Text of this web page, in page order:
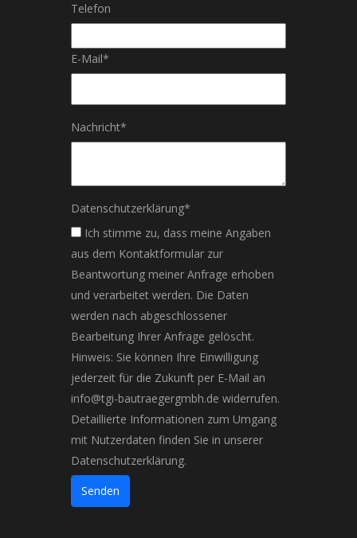
Telefon
E-Mail*
Nachricht*
Datenschutzerklärung*
Ich stimme zu, dass meine Angaben
aus dem Kontaktformular zur
Beantwortung meiner Anfrage erhoben
und verarbeitet werden. Die Daten
werden nach abgeschlossener
Bearbeitung Ihrer Anfrage gelöscht.
Hinweis: Sie können Ihre Einwilligung
jederzeit für die Zukunft per E-Mail an
info@tgi-bautraegergmbh.de widerrufen.
Detaillierte Informationen zum Umgang
mit Nutzerdaten finden Sie in unserer
Datenschutzerklärung.
Senden